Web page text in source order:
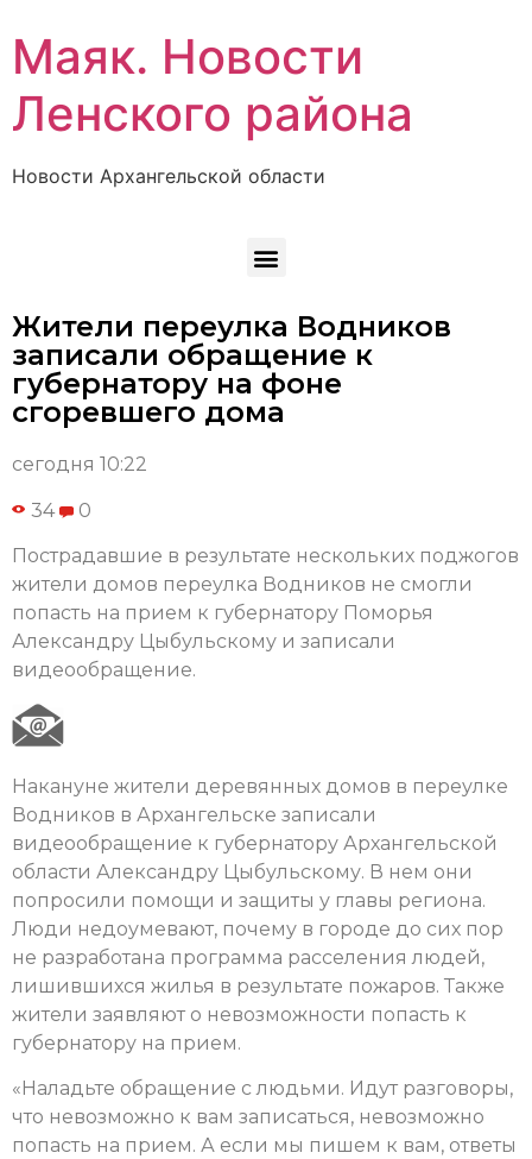
Маяк. Новости
Ленского района
Новости Архангельской области
Жители переулка Водников
записали обращение к
губернатору на фоне
сгоревшего дома
сегодня 10:22
34 0
Пострадавшие в результате нескольких поджогов
жители домов переулка Водников не смогли
попасть на прием к губернатору Поморья
Александру Цыбульскому и записали
видеообращение.
Накануне жители деревянных домов в переулке
Водников в Архангельске записали
видеообращение к губернатору Архангельской
области Александру Цыбульскому. В нем они
попросили помощи и защиты у главы региона.
Люди недоумевают, почему в городе до сих пор
не разработана программа расселения людей,
лишившихся жилья в результате пожаров. Также
жители заявляют о невозможности попасть к
губернатору на прием.
«Наладьте обращение с людьми. Идут разговоры,
что невозможно к вам записаться, невозможно
попасть на прием. А если мы пишем к вам, ответы